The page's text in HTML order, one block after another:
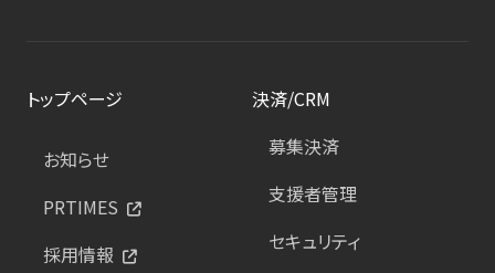
トップページ
お知らせ
PRTIMES
採用情報
決済/CRM
募集決済
支援者管理
セキュリティ